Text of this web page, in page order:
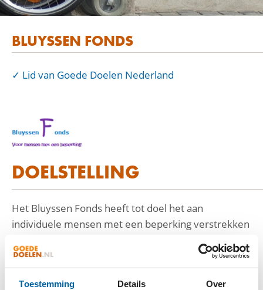
Toestemming Details Over
BLUYSSEN FONDS
Lid van Goede Doelen Nederland
DOELSTELLING
Het Bluyssen Fonds heeft tot doel het aan
individuele mensen met een beperking verstrekken
voldoende aannemelijk is gemaakt:
a. dat die hulp onontbeerlijk is voor een acceptabel